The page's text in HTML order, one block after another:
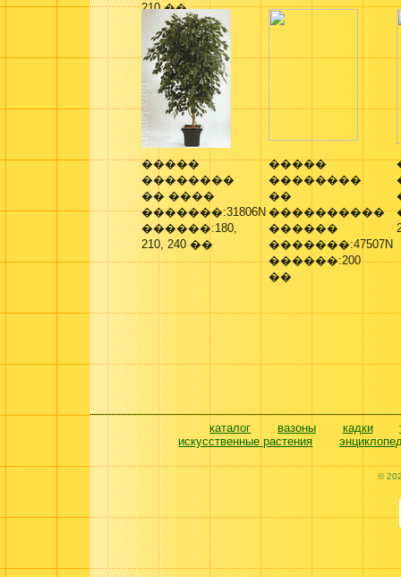
210 ��
�����
��������
�� ����
�������:31806N
������:180,
210, 240 ��
�����
��������
��
����������
������
�������:47507N
������:200
��
каталог вазоны кадки
искусственные растения
©